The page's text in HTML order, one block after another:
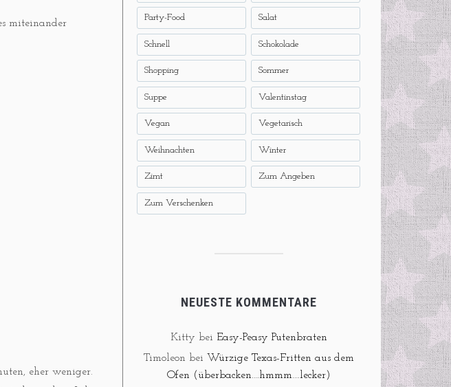
miteinander
eher weniger.
Party-Food Salat
Schnell Schokolade
Shopping Sommer
Suppe Valentinstag
Vegan Vegetarisch
Weihnachten Winter
Zimt Zum Angeben
Zum Verschenken
NEUESTE KOMMENTARE
Kitty bei Easy-Peasy Putenbraten
Timoleon bei Würzige Texas-Fritten aus dem
Ofen (überbacken….hmmm….lecker)